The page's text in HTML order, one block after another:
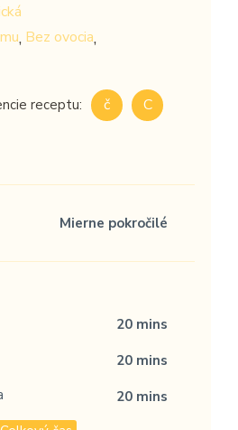
, Bez ovocia,
receptu: č C
Mierne pokročilé
20 mins
20 mins
20 mins